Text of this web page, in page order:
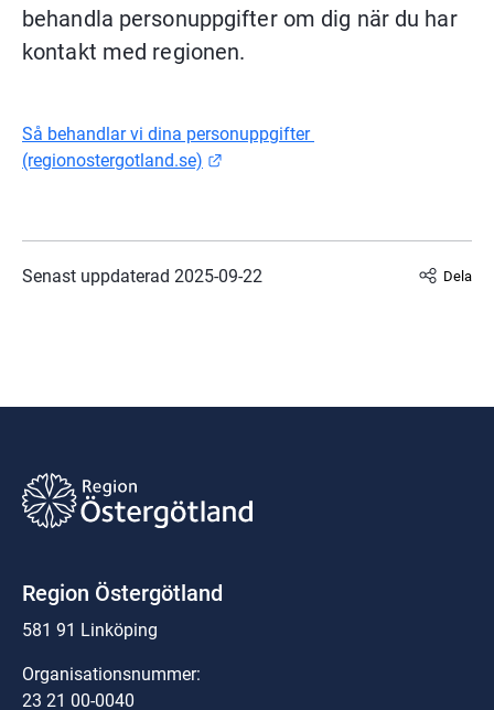
behandla personuppgifter om dig när du har
kontakt med regionen.
Så behandlar vi dina personuppgifter
(regionostergotland.se)
Senast uppdaterad 2025-09-22 Dela
Region Östergötland
581 91 Linköping
Organisationsnummer:
23 21 00-0040